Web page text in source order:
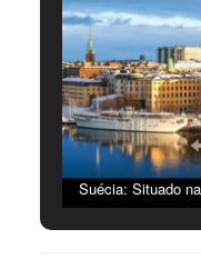
Suécia: Situado